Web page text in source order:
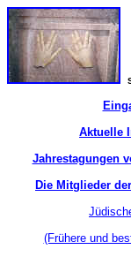
Aktuelle
Jahrestagungen
Die Mitglieder
(Frühere und